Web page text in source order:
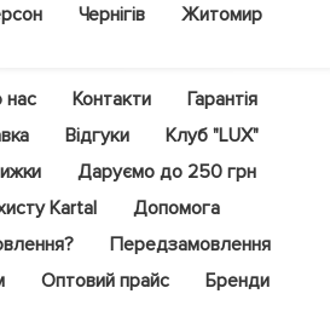
Чернігів Житомир
нас Контакти
Гарантія
Відгуки
Клуб "LUX"
Даруємо до 250 грн
Kartal
Допомога
Передзамовлення
Оптовий прайс Бренди